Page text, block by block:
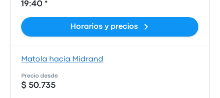
19:40 *
Horarios y precios
Matola hacia Midrand
Precio desde
$ 50.735